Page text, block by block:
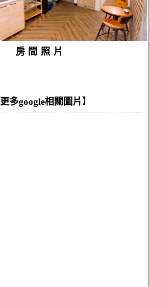
房間照片
更多google相關圖片 】